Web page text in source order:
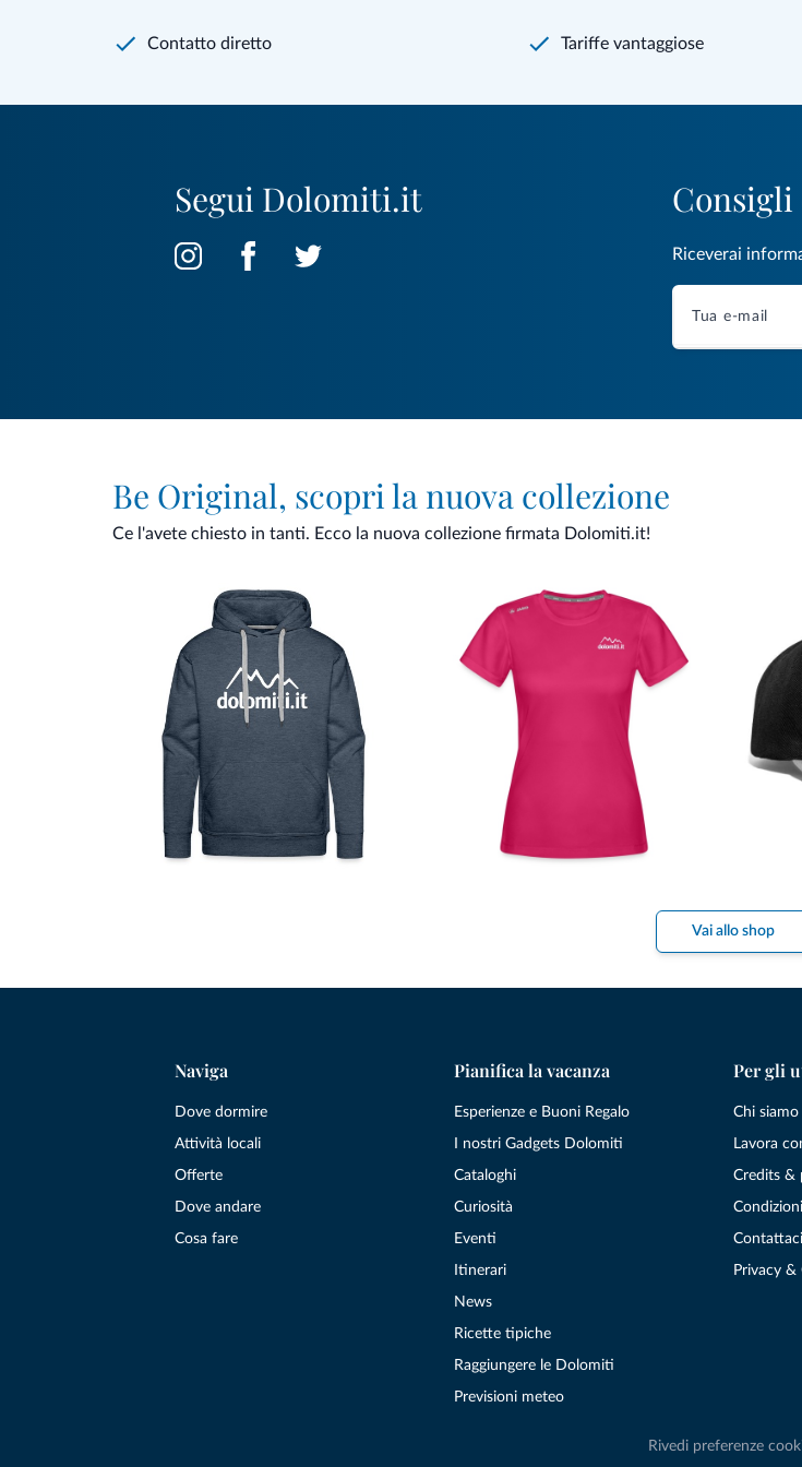
Contatto diretto Tariffe vantaggiose
Segui Dolomiti.it
Riceverai
Be Original, scopri la nuova collezione
Ce l'avete chiesto in tanti. Ecco la nuova collezione firmata Dolomiti.it!
Vai allo shop
Naviga
Dove dormire
Attività locali
Offerte
Dove andare
Cosa fare
Pianifica la vacanza
Esperienze e Buoni Regalo
I nostri Gadgets Dolomiti
Cataloghi
Curiosità
Eventi
Itinerari
News
Ricette tipiche
Raggiungere le Dolomiti
Previsioni meteo
Per gli
Chi siamo
Lavora
Credits &
Contattaci
Privacy &
Rivedi preferenze